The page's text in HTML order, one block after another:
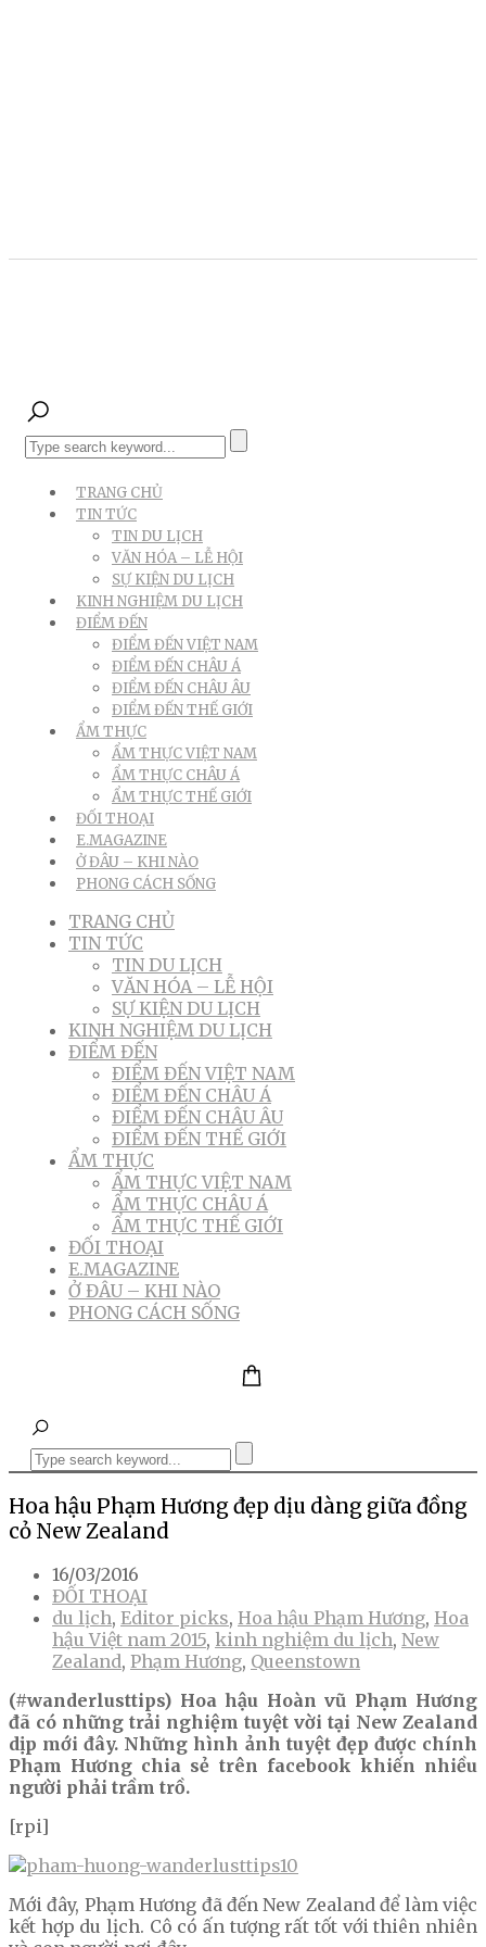
TRANG CHỦ
TIN TỨC
TIN DU LỊCH
VĂN HÓA – LỄ HỘI
SỰ KIỆN DU LỊCH
KINH NGHIỆM DU LỊCH
ĐIỂM ĐẾN
ĐIỂM ĐẾN VIỆT NAM
ĐIỂM ĐẾN CHÂU Á
ĐIỂM ĐẾN CHÂU ÂU
ĐIỂM ĐẾN THẾ GIỚI
ẨM THỰC
ẨM THỰC VIỆT NAM
ẨM THỰC CHÂU Á
ẨM THỰC THẾ GIỚI
ĐỐI THOẠI
E.MAGAZINE
Ở ĐÂU – KHI NÀO
PHONG CÁCH SỐNG
TRANG CHỦ
TIN TỨC
TIN DU LỊCH
VĂN HÓA – LỄ HỘI
SỰ KIỆN DU LỊCH
KINH NGHIỆM DU LỊCH
ĐIỂM ĐẾN
ĐIỂM ĐẾN VIỆT NAM
ĐIỂM ĐẾN CHÂU Á
ĐIỂM ĐẾN CHÂU ÂU
ĐIỂM ĐẾN THẾ GIỚI
ẨM THỰC
ẨM THỰC VIỆT NAM
ẨM THỰC CHÂU Á
ẨM THỰC THẾ GIỚI
ĐỐI THOẠI
E.MAGAZINE
Ở ĐÂU – KHI NÀO
PHONG CÁCH SỐNG
Hoa hậu Phạm Hương đẹp dịu dàng giữa đồng
cỏ New Zealand
16/03/2016
ĐỐI THOẠI
du lịch, Editor picks, Hoa hậu Phạm Hương, Hoa
hậu Việt nam 2015, kinh nghiệm du lịch, New
Zealand, Phạm Hương, Queenstown
(#wanderlusttips) Hoa hậu Hoàn vũ Phạm Hương
đã có những trải nghiệm tuyệt vời tại New Zealand
dịp mới đây. Những hình ảnh tuyệt đẹp được chính
Phạm Hương chia sẻ trên facebook khiến nhiều
người phải trầm trồ.
[rpi]
Mới đây, Phạm Hương đã đến New Zealand để làm việc
kết hợp du lịch. Cô có ấn tượng rất tốt với thiên nhiên